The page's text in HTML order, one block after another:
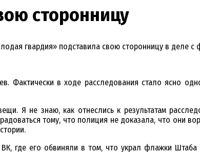
сторонницу
гвардия» подставила свою сторонницу в деле
Фактически в ходе расследования стало ясно
Я не знаю, как отнеслись к результатам
тому, что полиция не доказала, что они
где его обвиняли в том, что украл флажки